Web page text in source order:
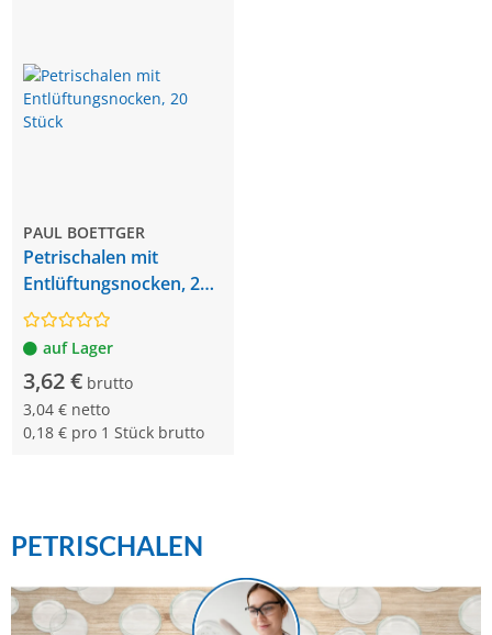
PAUL BOETTGER
Petrischalen mit
Entlüftungsnocken, 20
Stück
auf Lager
3,62 € brutto
3,04 € netto
0,18 € pro 1 Stück brutto
PETRISCHALEN